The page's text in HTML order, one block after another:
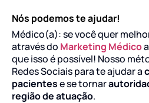
Nós podemos te ajudar!
Médico(a): se você quer
através do Marketing Médico
que isso é possível! Nosso
Redes Sociais para te ajudar a
pacientese se tornar
região de atuação.